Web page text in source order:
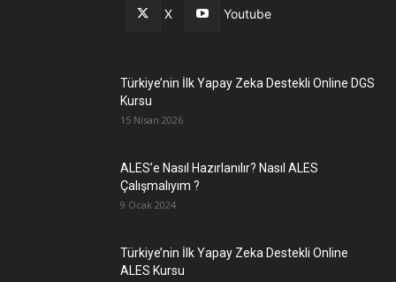
X Youtube
Türkiye’nin İlk Yapay Zeka Destekli Online DGS
Kursu
15 Nisan 2026
ALES’e Nasıl Hazırlanılır? Nasıl ALES
Çalışmalıyım ?
9 Ocak 2024
Türkiye’nin İlk Yapay Zeka Destekli Online
ALES Kursu